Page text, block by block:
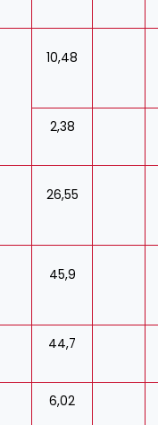
10,48
2,38
26,55
45,9
44,7
6,02